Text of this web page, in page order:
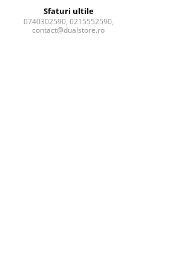
Sfaturi ultile
0740302590, 0215552590,
contact@dualstore.ro